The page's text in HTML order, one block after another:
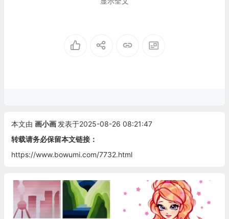
本文由 画小画 发表于2025-08-26 08:21:47
转载请务必保留本文链接：
https://www.bowumi.com/7732.html